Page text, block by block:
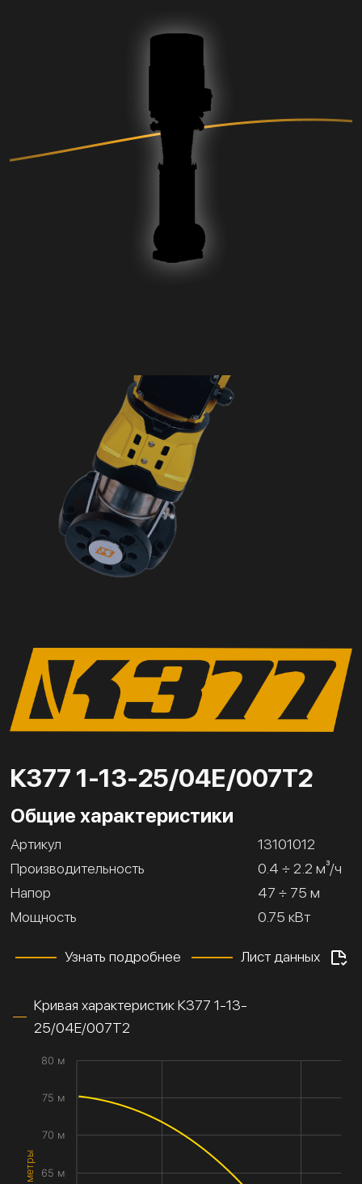
К377 1-13-25/04Е/007Т2
Общие характеристики
Артикул
13101012
Производительность
0.4 ÷ 2.2 м³/ч
Напор
47 ÷ 75 м
Мощность
0.75 кВт
Узнать подробнее Лист данных
Кривая характеристик К377 1-13-
25/04Е/007Т2
65 м
70 м
75 м
80 м